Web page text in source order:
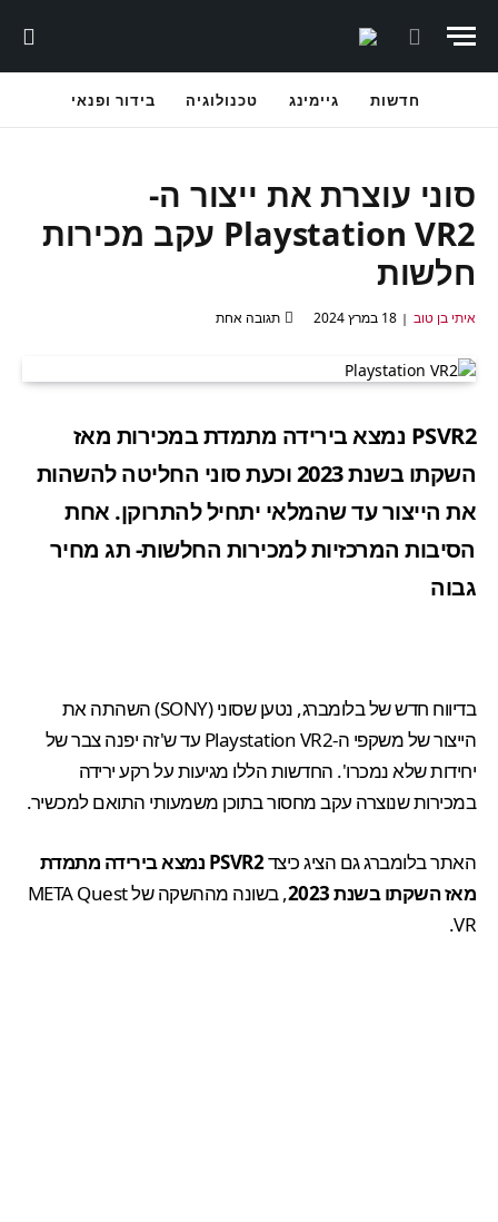
חדשות גיימינג טכנולוגיה בידור ופנאי
סוני עוצרת את ייצור ה-
Playstation VR2 עקב מכירות
חלשות
איתי בן טוב 18 במרץ 2024 תגובה אחת
PSVR2 נמצא בירידה מתמדת במכירות מאז
השקתו בשנת 2023 וכעת סוני החליטה להשהות
את הייצור עד שהמלאי יתחיל להתרוקן. אחת
הסיבות המרכזיות למכירות החלשות- תג מחיר
גבוה
בדיווח חדש של בלומברג, נטען שסוני (SONY) השהתה את
הייצור של משקפי ה-Playstation VR2 עד ש'זה יפנה צבר של
יחידות שלא נמכרו'. החדשות הללו מגיעות על רקע ירידה
במכירות שנוצרה עקב מחסור בתוכן משמעותי התואם למכשיר.
האתר בלומברג גם הציג כיצד
PSVR2 נמצא בירידה מתמדת
מאז השקתו בשנת 2023
, בשונה מההשקה של META Quest
VR.